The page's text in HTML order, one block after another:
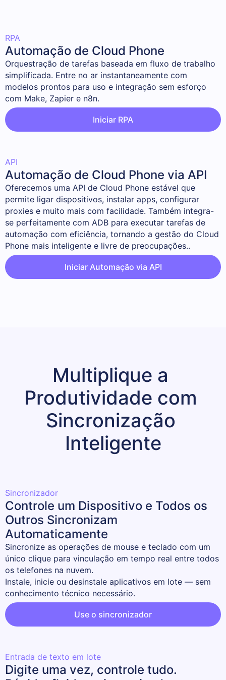
RPA
Automação de Cloud Phone
Orquestração de tarefas baseada em fluxo de trabalho
simplificada. Entre no ar instantaneamente com
modelos prontos para uso e integração sem esforço
com Make, Zapier e n8n.
Iniciar RPA
API
Automação de Cloud Phone via API
Oferecemos uma API de Cloud Phone estável que
permite ligar dispositivos, instalar apps, configurar
proxies e muito mais com facilidade. Também integra-
se perfeitamente com ADB para executar tarefas de
automação com eficiência, tornando a gestão do Cloud
Phone mais inteligente e livre de preocupações..
Iniciar Automação via API
Multiplique a
Produtividade com
Sincronização
Inteligente
Sincronizador
Controle um Dispositivo e Todos os
Outros Sincronizam
Automaticamente
Sincronize as operações de mouse e teclado com um
único clique para vinculação em tempo real entre todos
os telefones na nuvem.
Instale, inicie ou desinstale aplicativos em lote — sem
conhecimento técnico necessário.
Use o sincronizador
Entrada de texto em lote
Digite uma vez, controle tudo.